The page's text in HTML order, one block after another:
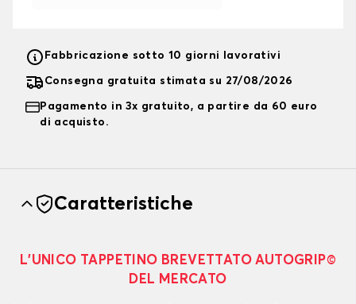
Fabbricazione sotto 10 giorni lavorativi
Consegna gratuita stimata su 27/08/2026
Pagamento in 3x gratuito, a partire da 60 euro
di acquisto.
Caratteristiche
L’UNICO TAPPETINO BREVETTATO AUTOGRIP©
DEL MERCATO